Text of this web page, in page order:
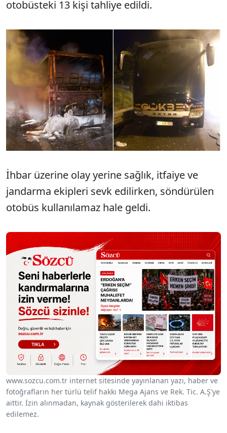
otobüsteki 13 kişi tahliye edildi.
İhbar üzerine olay yerine sağlık, itfaiye ve
jandarma ekipleri sevk edilirken, söndürülen
otobüs kullanılamaz hale geldi.
www.sozcu.com.tr internet sitesinde yayınlanan yazı, haber ve
fotoğrafların her türlü telif hakkı Mega Ajans ve Rek. Tic. A.Ş'ye
aittir. İzin alınmadan, kaynak gösterilerek dahi iktibas
edilemez.